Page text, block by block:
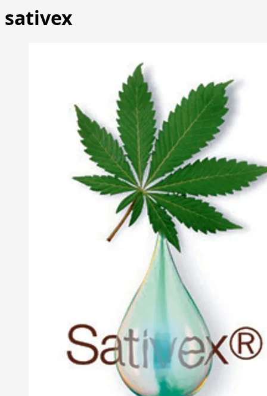
sativex